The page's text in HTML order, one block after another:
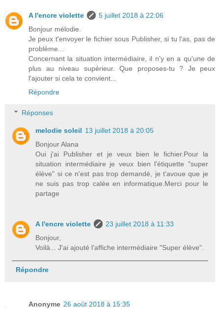
A l'encre violette
5 juillet 2018 à 22:06
Bonjour mélodie.
Je peux t'envoyer le fichier sous Publisher, si tu l'as, pas de
problème...
Concernant la situation intermédiaire, il n'y en a qu'une de
plus au niveau supérieur. Que proposes-tu ? Je peux
l'ajouter si cela te convient...
Répondre
Réponses
melodie soleil 13 juillet 2018 à 20:05
Bonjour Alana
Oui j'ai Publisher et je veux bien le fichier.Pour la
situation intermédiaire je veux bien l'étiquette "super
élève" si ce n'est pas trop demandé, je t'avoue que je
ne suis pas trop calée en informatique.Merci pour le
partage
A l'encre violette
23 juillet 2018 à 11:33
Bonjour,
Voilà... J'ai ajouté l'affiche intermédiaire "Super élève".
Répondre
Anonyme 26 août 2018 à 15:35